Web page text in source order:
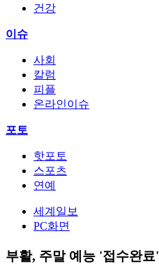
건강
이슈
사회
칼럼
피플
온라인이슈
포토
핫포토
스포츠
연예
세계일보
PC화면
부활, 주말 예능 '접수완료'